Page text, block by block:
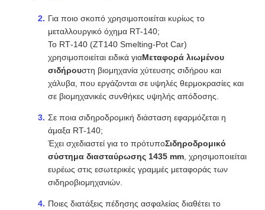
Για ποιο σκοπό χρησιμοποιείται κυρίως το
μεταλλουργικό όχημα RT-140;
Το RT‐140 (ZT140 Smelting‐Pot Car)
χρησιμοποιείται ειδικά γιαΜεταφορά λιωμένου
σιδήρουστη βιομηχανία χύτευσης σιδήρου και
χάλυβα, που εργάζονται σε υψηλές θερμοκρασίες και
σε βιομηχανικές συνθήκες υψηλής απόδοσης.
Σε ποια σιδηροδρομική διάσταση εφαρμόζεται η
άμαξα RT-140;
Έχει σχεδιαστεί για το πρότυποΣιδηροδρομικό
σύστημα διασταύρωσης 1435 mm , χρησιμοποιείται
ευρέως στις εσωτερικές γραμμές μεταφοράς των
σιδηροβιομηχανιών.
Ποιες διατάξεις πέδησης ασφαλείας διαθέτει το